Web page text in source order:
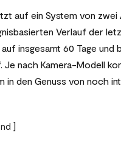
auf ein System von
Verlauf der
insgesamt 60 Tage
nach Kamera-Modell
den Genuss von noch
]